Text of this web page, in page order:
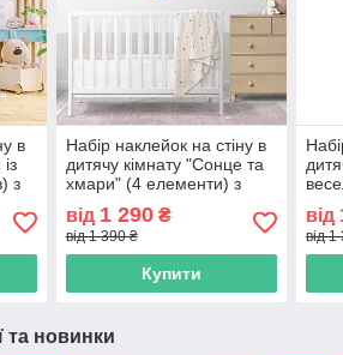
в
з
Набір наклейок на стіну в
дитячу кімнату "Сонце та
хмари" (4 елементи) з
від 1 290₴
від 1 390 ₴
Купити
від
від
та новинки